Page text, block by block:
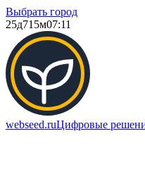
Выбрать город
25д715м07:11
webseed.ruЦифровые